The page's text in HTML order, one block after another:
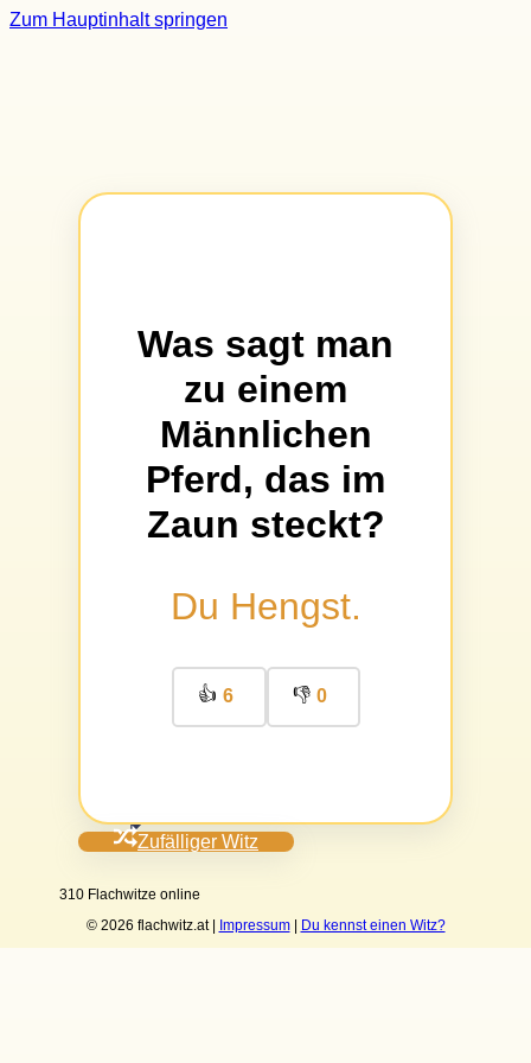
Zum Hauptinhalt springen
Was sagt man
zu einem
Männlichen
Pferd, das im
Zaun steckt?
Du Hengst.
👍 6 👎 0
Zufälliger Witz
310 Flachwitze online
© 2026 flachwitz.at | Impressum| Du kennst einen Witz?